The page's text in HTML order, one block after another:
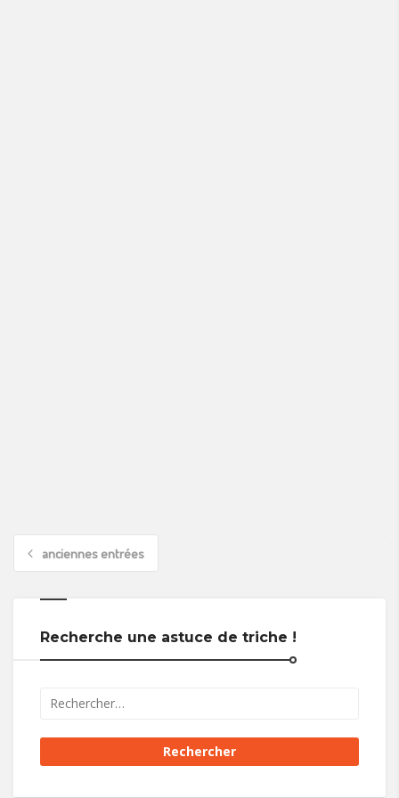
anciennes entrées
Recherche une astuce de triche !